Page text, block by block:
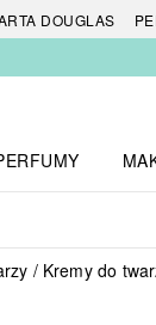
DOUGLAS
Kremy do